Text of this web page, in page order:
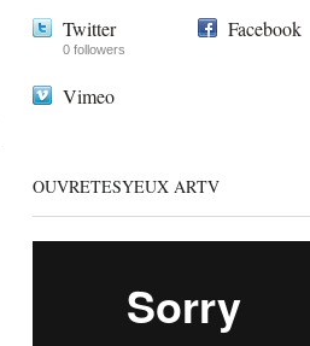
Twitter
0 followers
Facebook
Vimeo
OUVRETESYEUX ARTV